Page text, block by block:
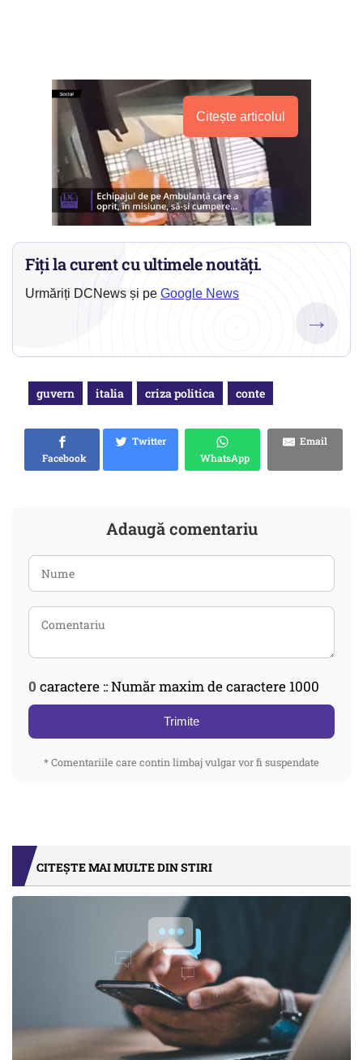
Citește articolul
Fiți la curent cu ultimele noutăți.
Urmăriți DCNews și pe Google News
→
guvern italia criza politica conte
Facebook
Twitter
WhatsApp
Email
Adaugă comentariu
0 caractere :: Număr maxim de caractere 1000
Trimite
* Comentariile care contin limbaj vulgar vor fi suspendate
CITEȘTE MAI MULTE DIN STIRI